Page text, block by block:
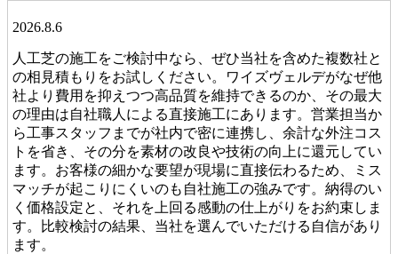
2026.8.6
人工芝の施工をご検討中なら、ぜひ当社を含めた複数社と
の相見積もりをお試しください。ワイズヴェルデがなぜ他
社より費用を抑えつつ高品質を維持できるのか、その最大
の理由は自社職人による直接施工にあります。営業担当か
ら工事スタッフまでが社内で密に連携し、余計な外注コス
トを省き、その分を素材の改良や技術の向上に還元してい
ます。お客様の細かな要望が現場に直接伝わるため、ミス
マッチが起こりにくいのも自社施工の強みです。納得のい
く価格設定と、それを上回る感動の仕上がりをお約束しま
す。比較検討の結果、当社を選んでいただける自信があり
ます。